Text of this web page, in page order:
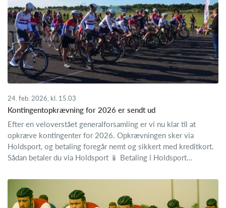
24. feb. 2026, kl. 15.03
Kontingentopkrævning for 2026 er sendt ud
Efter en veloverstået generalforsamling er vi nu klar til at
opkræve kontingenter for 2026. Opkrævningen sker via
Holdsport, og betaling foregår nemt og sikkert med kreditkort.
Sådan betaler du via Holdsport 📱 Betaling i Holdsport...